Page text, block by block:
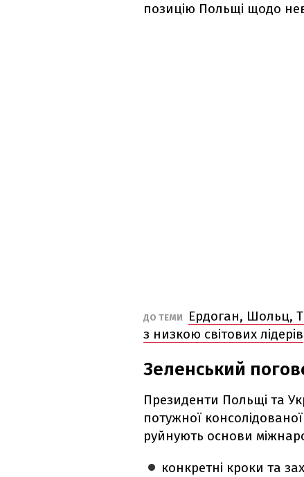
позицію Польщі щодо
ДО ТЕМИ
Ердоган, Шольц,
з низкою світових лідерів
Зеленський
Президенти Польщі та
потужної консолідованої
руйнують основи
конкретні кроки та